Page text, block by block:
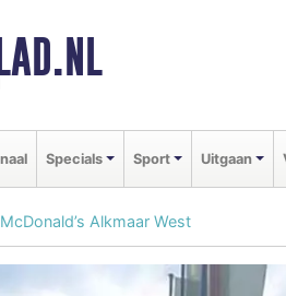
Specials Sport Uitgaan
Alkmaar West